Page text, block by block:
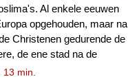
Al enkele eeuwen
opgehouden, maar na
Christenen gedurende de
de ene stad na de
min.